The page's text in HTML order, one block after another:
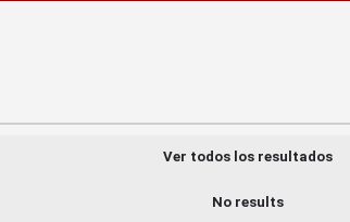
Ver todos los resultados
No results